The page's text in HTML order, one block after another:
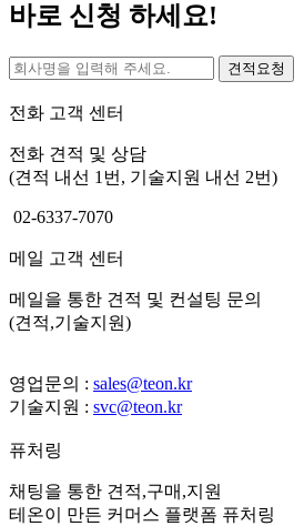
바로 신청 하세요!
견적요청
전화 고객 센터
전화 견적 및 상담
(견적 내선 1번, 기술지원 내선 2번)
02-6337-7070
메일 고객 센터
메일을 통한 견적 및 컨설팅 문의
(견적,기술지원)
영업문의 : sales@teon.kr
기술지원 : svc@teon.kr
퓨처링
채팅을 통한 견적,구매,지원
테온이 만든 커머스 플랫폼 퓨처링